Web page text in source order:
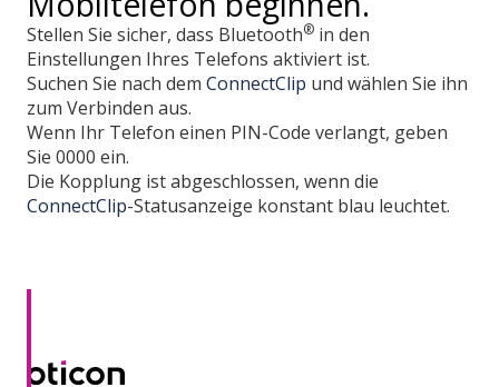
Stellen Sie sicher, dass Bluetooth® in den
Einstellungen Ihres Telefons aktiviert ist.
Suchen Sie nach dem ConnectClip und wählen Sie ihn
zum Verbinden aus.
Wenn Ihr Telefon einen PIN-Code verlangt, geben
Sie 0000 ein.
Die Kopplung ist abgeschlossen, wenn die
ConnectClip-Statusanzeige konstant blau leuchtet.